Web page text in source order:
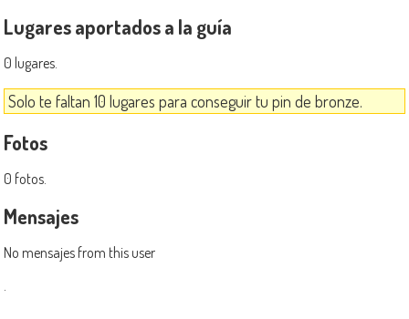
Lugares aportados a la guía
0 lugares.
Solo te faltan 10 lugares para conseguir tu pin de bronze.
Fotos
0 fotos.
Mensajes
No mensajes from this user
.